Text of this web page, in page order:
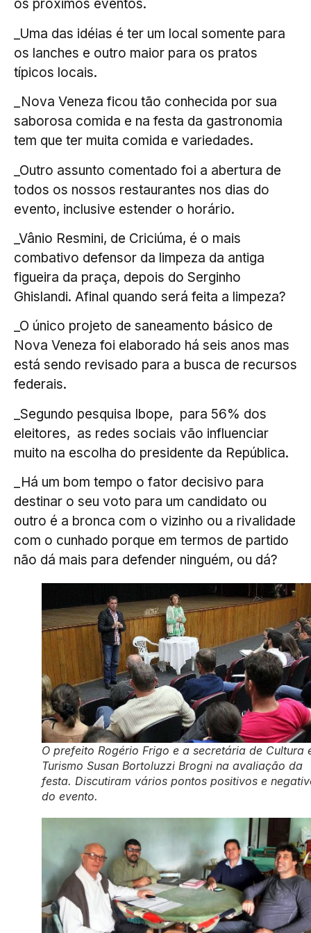
os próximos eventos.
_Uma das idéias é ter um local somente para
os lanches e outro maior para os pratos
típicos locais.
_Nova Veneza ficou tão conhecida por sua
saborosa comida e na festa da gastronomia
tem que ter muita comida e variedades.
_Outro assunto comentado foi a abertura de
todos os nossos restaurantes nos dias do
evento, inclusive estender o horário.
_Vânio Resmini, de Criciúma, é o mais
combativo defensor da limpeza da antiga
figueira da praça, depois do Serginho
Ghislandi. Afinal quando será feita a limpeza?
_O único projeto de saneamento básico de
Nova Veneza foi elaborado há seis anos mas
está sendo revisado para a busca de recursos
federais.
_Segundo pesquisa Ibope, para 56% dos
eleitores, as redes sociais vão influenciar
muito na escolha do presidente da República.
_Há um bom tempo o fator decisivo para
destinar o seu voto para um candidato ou
outro é a bronca com o vizinho ou a rivalidade
com o cunhado porque em termos de partido
não dá mais para defender ninguém, ou dá?
O prefeito Rogério Frigo e a secretária de Cultura
Turismo Susan Bortoluzzi Brogni na avaliação da
festa. Discutiram vários pontos positivos e
do evento.